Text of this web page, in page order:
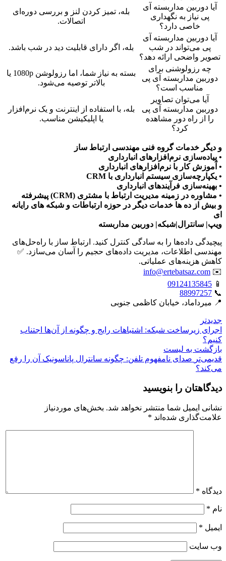
آیا دوربین مداربسته آی
پی نیاز به نگهداری
خاصی دارد؟
بله، تمیز کردن لنز و بررسی دوره‌ای
اتصالات.
آیا دوربین مداربسته آی
پی می‌تواند در شب
تصویر واضحی ارائه دهد؟
بله، اگر دارای قابلیت دید در شب باشد.
چه رزولوشنی برای
دوربین مداربسته آی پی
مناسب است؟
بسته به نیاز شما، اما رزولوشن 1080p یا
بالاتر توصیه می‌شود.
آیا می‌توان تصاویر
دوربین مداربسته آی پی
را از راه دور مشاهده
کرد؟
بله، با استفاده از اینترنت و یک نرم‌افزار
یا اپلیکیشن مناسب.
و دیگر خدمات گروه فنی مهندسی ارتباط ساز
• پیاده‌سازی نرم‌افزارهای انبارداری
• آموزش کار با نرم‌افزارهای انبارداری
• یکپارچه‌سازی سیستم انبارداری با CRM
• بهینه‌سازی فرآیندهای انبارداری
• مشاوره در زمینه مدیریت ارتباط با مشتری (CRM) پیشرفته
و بیش از ده ها خدمات دیگر در حوزه ارتباطات و شبکه های رایانه
ای
ویپ| سانترال|شبکه| دوربین مداربسته
پیچیدگی داده‌ها را به سادگی کنترل کنید. ارتباط ساز با راه‌حل‌های
مهندسی اطلاعات، مدیریت داده‌های حجیم را آسان می‌سازد. ✅
کاهش هزینه‌های عملیاتی.
✉️
info@ertebatsaz.com
📱
09124135845
📞
88997257
📍 میرداماد، خیابان کاظمی جنوبی
جدیدتر
اجرای زیرساخت شبکه: اشتباهات رایج و چگونه از آن‌ها اجتناب
کنیم؟
بازگشت بە لیست
قدیمی‌تر صدای نامفهوم تلفن: چگونه سانترال پاناسونیک آن را رفع
می‌کند؟
دیدگاهتان را بنویسید
نشانی ایمیل شما منتشر نخواهد شد. بخش‌های موردنیاز
علامت‌گذاری شده‌اند *
دیدگاه *
نام *
ایمیل *
وب‌ سایت